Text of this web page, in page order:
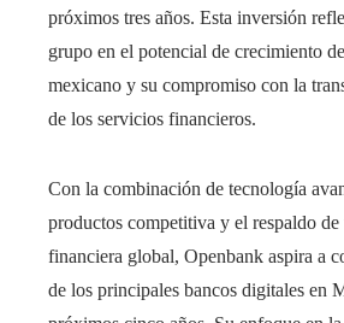
próximos tres años. Esta inversión
grupo en el potencial de crecimiento
mexicano y su compromiso con la
de los servicios financieros.​
Con la combinación de tecnología
productos competitiva y el respaldo
financiera global, Openbank aspira a
de los principales bancos digitales en